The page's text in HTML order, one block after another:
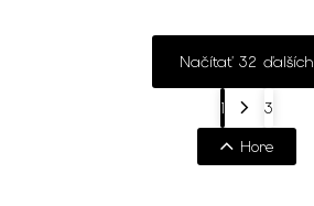
Načítať 32 ďalších
1
3
Hore